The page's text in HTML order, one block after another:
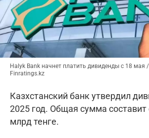
Halyk Bank начнет платить дивиденды с 18 мая
Finratings.kz
Казхстанский банк утвердил
2025 год. Общая сумма составит
млрд тенге.